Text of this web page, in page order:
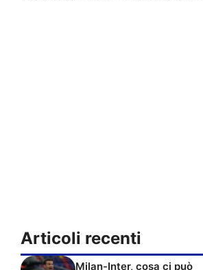
Articoli recenti
Milan-Inter, cosa ci può